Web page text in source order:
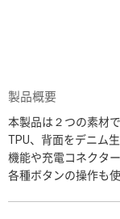
製品概要
本製品は２つの素材
TPU、背面をデニム
機能や充電コネクタ
各種ボタンの操作も